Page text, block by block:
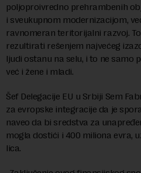
poljoproivredno prehrambenih
i sveukupnom modernizacijom,
ravnomeran teritorijalni razvoj.
rezultirati rešenjem najvećeg
ljudi ostanu na selu, i to ne samo
već i žene i mladi.
Šef Delegacije EU u Srbiji Sem
za evropske integracije da je
naveo da bi sredstva za
mogla dostići i 400 miliona evra,
lica.